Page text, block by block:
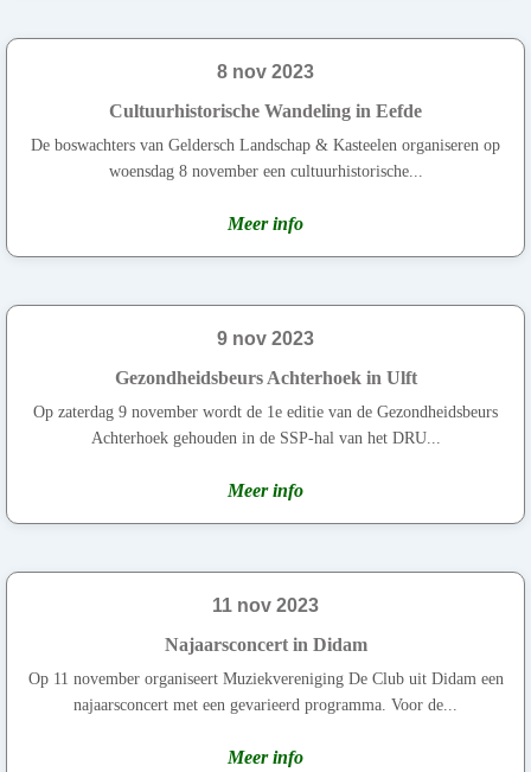
8 nov 2023
Cultuurhistorische Wandeling in Eefde
De boswachters van Geldersch Landschap & Kasteelen organiseren op
woensdag 8 november een cultuurhistorische...
Meer info
9 nov 2023
Gezondheidsbeurs Achterhoek in Ulft
Op zaterdag 9 november wordt de 1e editie van de Gezondheidsbeurs
Achterhoek gehouden in de SSP-hal van het DRU...
Meer info
11 nov 2023
Najaarsconcert in Didam
Op 11 november organiseert Muziekvereniging De Club uit Didam een
najaarsconcert met een gevarieerd programma. Voor de...
Meer info